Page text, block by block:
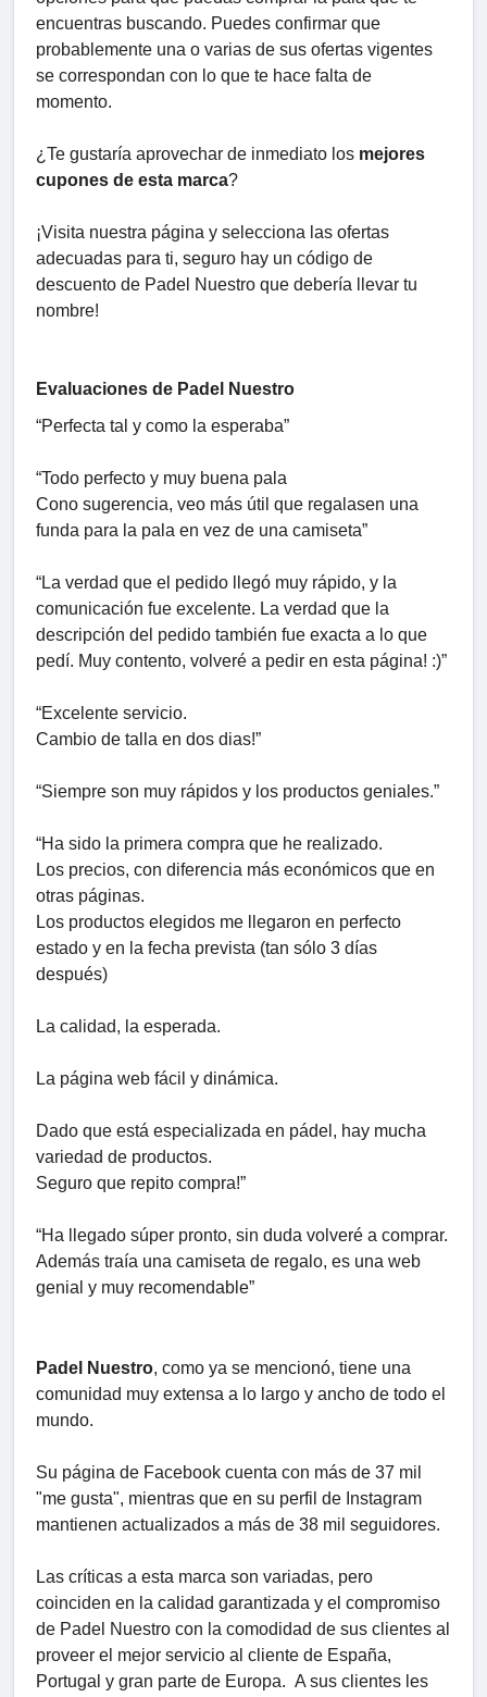
encuentras buscando. Puedes confirmar que
probablemente una o varias de sus ofertas vigentes
se correspondan con lo que te hace falta de
momento.
¿Te gustaría aprovechar de inmediato los mejores
cupones de esta marca?
¡Visita nuestra página y selecciona las ofertas
adecuadas para ti, seguro hay un código de
descuento de Padel Nuestro que debería llevar tu
nombre!
Evaluaciones de Padel Nuestro
“Perfecta tal y como la esperaba”
“Todo perfecto y muy buena pala
Cono sugerencia, veo más útil que regalasen una
funda para la pala en vez de una camiseta”
“La verdad que el pedido llegó muy rápido, y la
comunicación fue excelente. La verdad que la
descripción del pedido también fue exacta a lo que
pedí. Muy contento, volveré a pedir en esta página! :)”
“Excelente servicio.
Cambio de talla en dos dias!”
“Siempre son muy rápidos y los productos geniales.”
“Ha sido la primera compra que he realizado.
Los precios, con diferencia más económicos que en
otras páginas.
Los productos elegidos me llegaron en perfecto
estado y en la fecha prevista (tan sólo 3 días
después)
La calidad, la esperada.
La página web fácil y dinámica.
Dado que está especializada en pádel, hay mucha
variedad de productos.
Seguro que repito compra!”
“Ha llegado súper pronto, sin duda volveré a comprar.
Además traía una camiseta de regalo, es una web
genial y muy recomendable”
Padel Nuestro, como ya se mencionó, tiene una
comunidad muy extensa a lo largo y ancho de todo el
mundo.
Su página de Facebook cuenta con más de 37 mil
"me gusta", mientras que en su perfil de Instagram
mantienen actualizados a más de 38 mil seguidores.
Las críticas a esta marca son variadas, pero
coinciden en la calidad garantizada y el compromiso
de Padel Nuestro con la comodidad de sus clientes al
proveer el mejor servicio al cliente de España,
Portugal y gran parte de Europa. A sus clientes les